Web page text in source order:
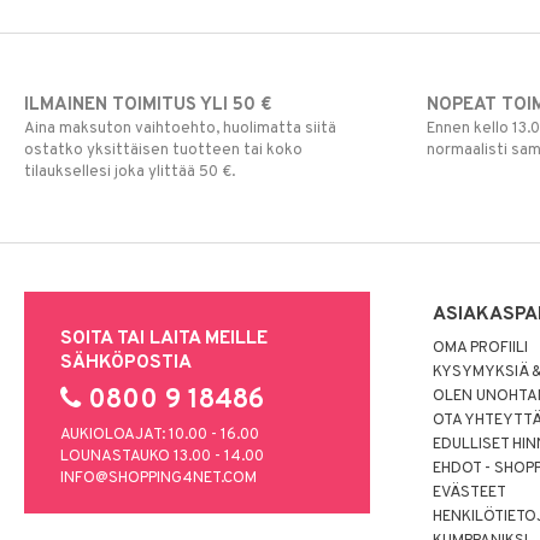
ILMAINEN TOIMITUS YLI 50 €
Aina maksuton vaihtoehto, huolimatta siitä
ostatko yksittäisen tuotteen tai koko
tilauksellesi joka ylittää 50 €.
NOPEAT
Ennen kello
normaalisti
SOITA TAI LAITA MEILLE
SÄHKÖPOSTIA
0800 9 18486
AUKIOLOAJAT: 10.00 - 16.00
LOUNASTAUKO 13.00 - 14.00
INFO@SHOPPING4NET.COM
OMA PROFIILI
KYSYMYKSIÄ
OLEN
OTA
EDULLISET
EHDOT -
EVÄSTEET